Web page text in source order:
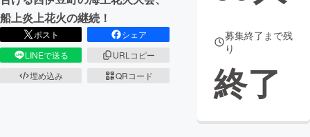
船上炎上花火の継続！
ポスト
シェア
LINEで送る
URLコピー
埋め込み
QRコード
募集終了まで残
り
終了